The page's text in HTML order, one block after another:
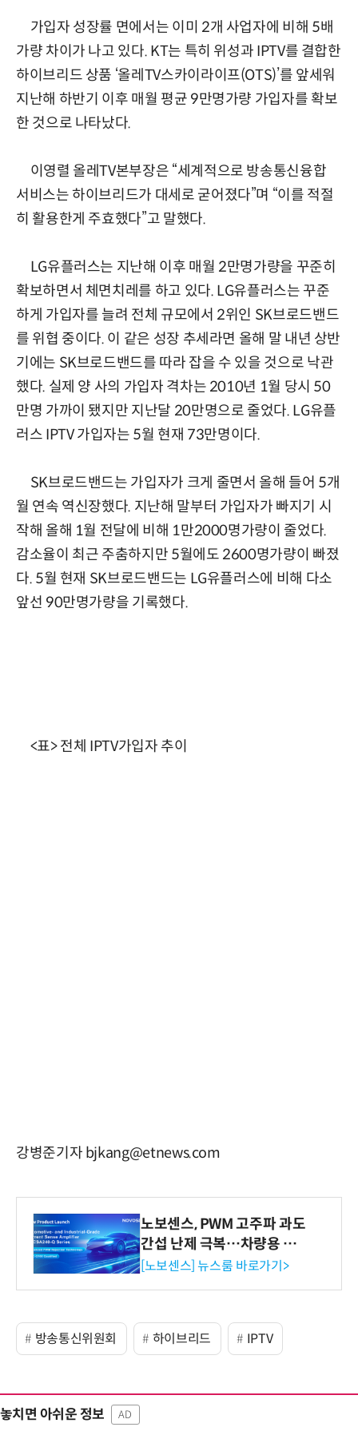
가입자 성장률 면에서는 이미 2개 사업자에 비해 5배
가량 차이가 나고 있다. KT는 특히 위성과 IPTV를 결합한
하이브리드 상품 ‘올레TV스카이라이프(OTS)’를 앞세워
지난해 하반기 이후 매월 평균 9만명가량 가입자를 확보
한 것으로 나타났다.
이영렬 올레TV본부장은 “세계적으로 방송통신융합
서비스는 하이브리드가 대세로 굳어졌다”며 “이를 적절
히 활용한게 주효했다”고 말했다.
LG유플러스는 지난해 이후 매월 2만명가량을 꾸준히
확보하면서 체면치레를 하고 있다. LG유플러스는 꾸준
하게 가입자를 늘려 전체 규모에서 2위인 SK브로드밴드
를 위협 중이다. 이 같은 성장 추세라면 올해 말 내년 상반
기에는 SK브로드밴드를 따라 잡을 수 있을 것으로 낙관
했다. 실제 양 사의 가입자 격차는 2010년 1월 당시 50
만명 가까이 됐지만 지난달 20만명으로 줄었다. LG유플
러스 IPTV 가입자는 5월 현재 73만명이다.
SK브로드밴드는 가입자가 크게 줄면서 올해 들어 5개
월 연속 역신장했다. 지난해 말부터 가입자가 빠지기 시
작해 올해 1월 전달에 비해 1만2000명가량이 줄었다.
감소율이 최근 주춤하지만 5월에도 2600명가량이 빠졌
다. 5월 현재 SK브로드밴드는 LG유플러스에 비해 다소
앞선 90만명가량을 기록했다.
<표> 전체 IPTV가입자 추이
강병준기자 bjkang@etnews.com
노보센스, PWM 고주파 과도
간섭 난제 극복…차량용 전
류 감지 증폭기
[노보센스] 뉴스룸 바로가기>
방송통신위원회 하이브리드 IPTV
놓치면 아쉬운 정보 AD